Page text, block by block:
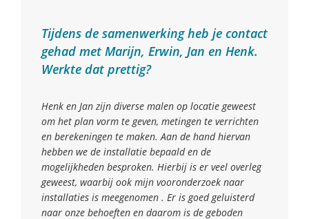
Tijdens de samenwerking heb je contact
gehad met Marijn, Erwin, Jan en Henk.
Werkte dat prettig?
Henk en Jan zijn diverse malen op locatie geweest
om het plan vorm te geven, metingen te verrichten
en berekeningen te maken. Aan de hand hiervan
hebben we de installatie bepaald en de
mogelijkheden besproken. Hierbij is er veel overleg
geweest, waarbij ook mijn vooronderzoek naar
installaties is meegenomen . Er is goed geluisterd
naar onze behoeften en daarom is de geboden